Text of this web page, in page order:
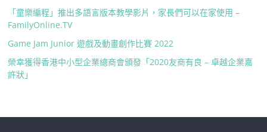
「童樂編程」推出多語言版本教學影片，家長們可以在家使用 –
FamilyOnline.TV
Game Jam Junior 遊戲及動畫創作比賽 2022
榮幸獲得香港中小型企業總商會頒發「2020友商有良 – 卓越企業嘉
許狀」